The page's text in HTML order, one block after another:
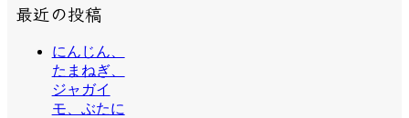
最近の投稿
にんじん、
たまねぎ、
ジャガイ
モ、ぶたに